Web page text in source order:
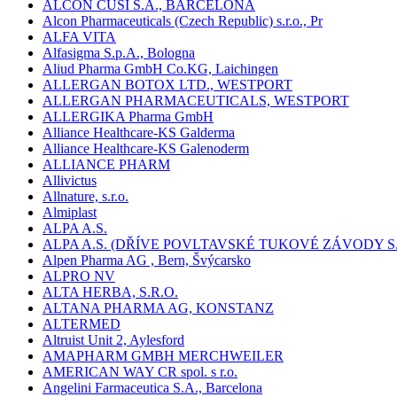
ALCON CUSÍ S.A., BARCELONA
Alcon Pharmaceuticals (Czech Republic) s.r.o., Pr
ALFA VITA
Alfasigma S.p.A., Bologna
Aliud Pharma GmbH Co.KG, Laichingen
ALLERGAN BOTOX LTD., WESTPORT
ALLERGAN PHARMACEUTICALS, WESTPORT
ALLERGIKA Pharma GmbH
Alliance Healthcare-KS Galderma
Alliance Healthcare-KS Galenoderm
ALLIANCE PHARM
Allivictus
Allnature, s.r.o.
Almiplast
ALPA A.S.
ALPA A.S. (DŘÍVE POVLTAVSKÉ TUKOVÉ ZÁVODY
Alpen Pharma AG , Bern, Švýcarsko
ALPRO NV
ALTA HERBA, S.R.O.
ALTANA PHARMA AG, KONSTANZ
ALTERMED
Altruist Unit 2, Aylesford
AMAPHARM GMBH MERCHWEILER
AMERICAN WAY CR spol. s r.o.
Angelini Farmaceutica S.A., Barcelona